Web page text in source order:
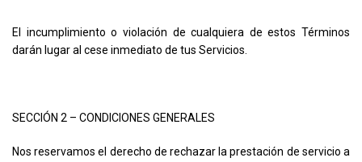
El incumplimiento o violación de cualquiera de estos Términos
darán lugar al cese inmediato de tus Servicios.
SECCIÓN 2 – CONDICIONES GENERALES
Nos reservamos el derecho de rechazar la prestación de servicio a